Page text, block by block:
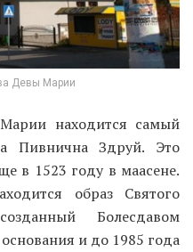
Девы Марии
находится самый
Пивнична Здруй. Это
в 1523 году в маасене.
образ Святого
Болесдавом
и до 1985 года